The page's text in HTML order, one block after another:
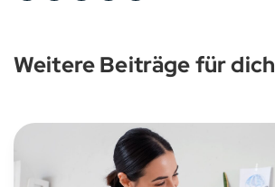
Weitere Beiträge für dich